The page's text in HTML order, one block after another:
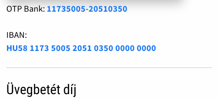
OTP Bank: 11735005-20510350
IBAN:
HU58 1173 5005 2051 0350 0000 0000
Üvegbetét díj